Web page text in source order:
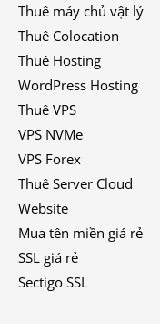
Thuê máy chủ vật lý
Thuê Colocation
Thuê Hosting
WordPress Hosting
Thuê VPS
VPS NVMe
VPS Forex
Thuê Server Cloud
Website
Mua tên miền giá rẻ
SSL giá rẻ
Sectigo SSL